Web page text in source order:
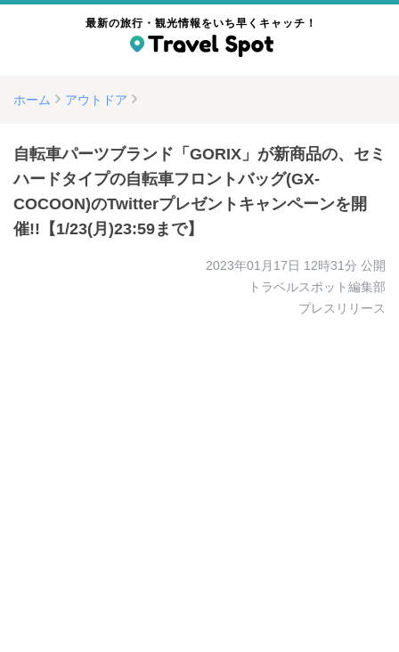
最新の旅行・観光情報をいち早くキャッチ！
ホーム アウトドア
自転車パーツブランド「GORIX」が新商品の、セミ
ハードタイプの自転車フロントバッグ(GX-
COCOON)のTwitterプレゼントキャンペーンを開
催!!【1/23(月)23:59まで】
2023年01月17日 12時31分 公開
トラベルスポット編集部
プレスリリース